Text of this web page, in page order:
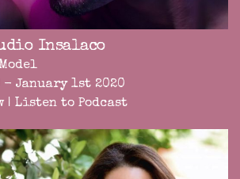
Insalaco
January 1st 2020
| Listen to Podcast